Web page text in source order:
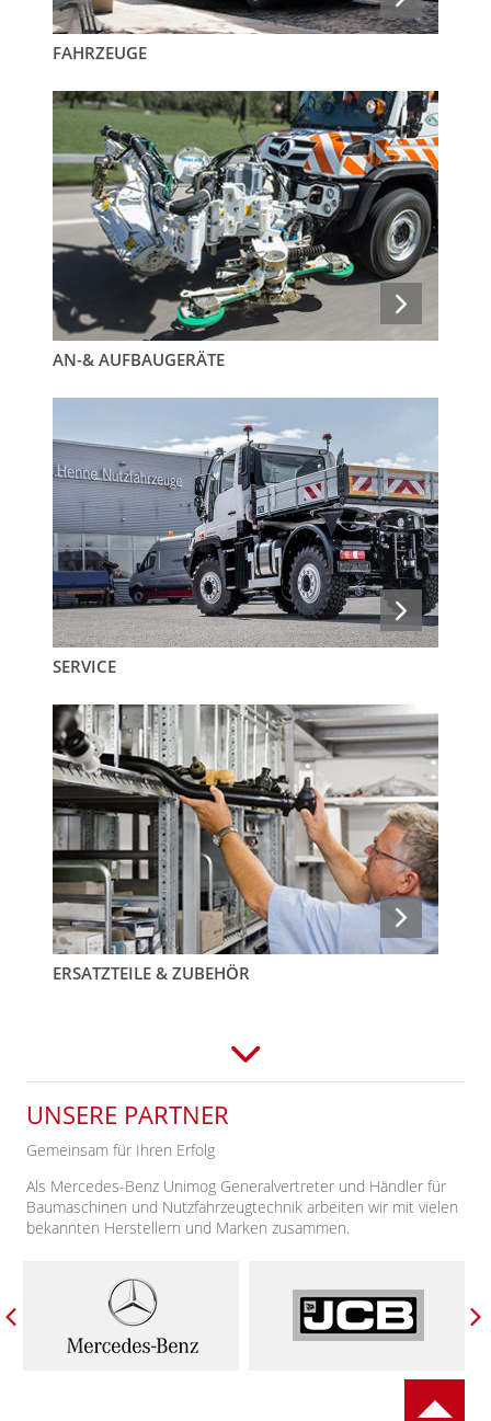
FAHRZEUGE
AN-& AUFBAUGERÄTE
SERVICE
ERSATZTEILE & ZUBEHÖR
UNSERE PARTNER
Gemeinsam für Ihren Erfolg
Als Mercedes-Benz Unimog Generalvertreter und Händler für
Baumaschinen und Nutzfahrzeugtechnik arbeiten wir mit vielen
bekannten Herstellern und Marken zusammen.